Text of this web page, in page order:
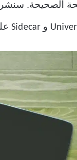
الصحيحة.